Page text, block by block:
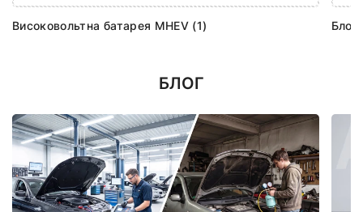
Високовольтна батарея MHEV (1) Блок
БЛОГ